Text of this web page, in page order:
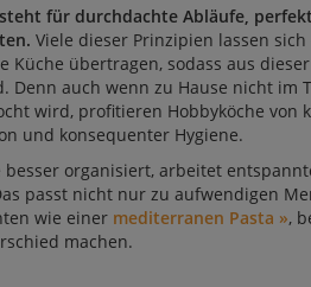
für durchdachte Abläufe,
Viele dieser Prinzipien lassen
Küche übertragen, sodass aus
Denn auch wenn zu Hause nicht im
wird, profitieren Hobbyköche von
und konsequenter Hygiene.
besser organisiert, arbeitet
passt nicht nur zu auf­wen­di­gen
wie einer mediterranen Pasta »,
machen.